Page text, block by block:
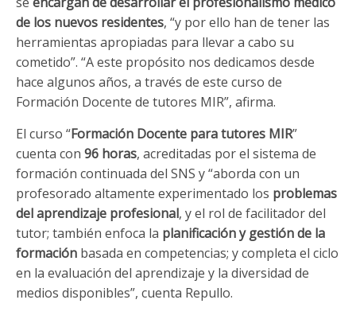
de los nuevos residentes, “y por ello han de tener las
herramientas apropiadas para llevar a cabo su
cometido”. “A este propósito nos dedicamos desde
hace algunos años, a través de este curso de
Formación Docente de tutores MIR”, afirma.
El curso “Formación Docente para tutores MIR”
cuenta con 96 horas, acreditadas por el sistema de
formación continuada del SNS y “aborda con un
profesorado altamente experimentado los problemas
del aprendizaje profesional, y el rol de facilitador del
tutor; también enfoca la planificación y gestión de la
formación basada en competencias; y completa el ciclo
en la evaluación del aprendizaje y la diversidad de
medios disponibles”, cuenta Repullo.